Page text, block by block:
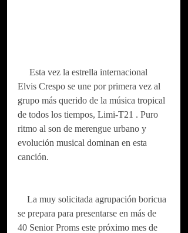
Elvis Crespo se une por primera vez al
grupo más querido de la música tropical
de todos los tiempos, Limi-T21 . Puro
ritmo al son de merengue urbano y
evolución musical dominan en esta
canción.
se prepara para presentarse en más de
40 Senior Proms este próximo mes de